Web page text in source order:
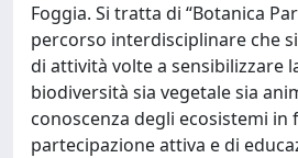
Foggia. Si tratta di “Botanica
percorso interdisciplinare che
di attività volte a sensibilizzare
biodiversità sia vegetale sia
conoscenza degli ecosistemi in
partecipazione attiva e di